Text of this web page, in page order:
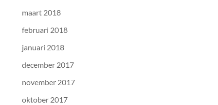
maart 2018
februari 2018
januari 2018
december 2017
november 2017
oktober 2017